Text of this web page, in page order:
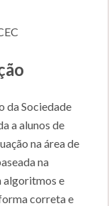
da Sociedade
a alunos de
na área de
na
algoritmos e
correta e